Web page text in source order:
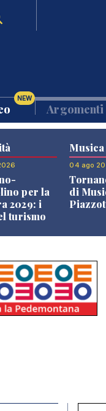
NEW
Argomenti
per la
2029: i
turismo
Musica
04 ago
di